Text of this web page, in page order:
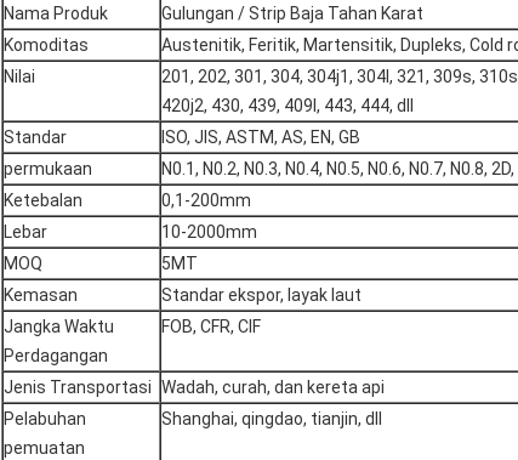
Nama Produk
Gulungan / Strip Baja Tahan Karat
Komoditas
Austenitik, Feritik, Martensitik, Dupleks, Cold
Nilai
201, 202, 301, 304, 304j1, 304l, 321, 309s,
420j2, 430, 439, 409l, 443, 444, dll
Standar
ISO, JIS, ASTM, AS, EN, GB
permukaan
N0.1, N0.2, N0.3, N0.4, N0.5, N0.6, N0.7, N0.8, 2D,
Ketebalan
0,1-200mm
Lebar
10-2000mm
MOQ
5MT
Kemasan
Standar ekspor, layak laut
Jangka Waktu
Perdagangan
FOB, CFR, CIF
Jenis Transportasi Wadah, curah, dan kereta api
Pelabuhan
pemuatan
Shanghai, qingdao, tianjin, dll